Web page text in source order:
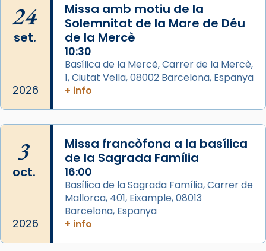
📸 Dr. G. Simón
Photo
View on Facebook ·
Arquebisbat de Barcelona
Memòria de les santes Juliana i
Semproniana, verges i màrtirs.
Acompanyant la història de sant Cugat, a
partir de l’Edat Mitjana sorgeix la tradició
que les santes Juliana (“relatiu a Júlia”) i
Semproniana (“relatiu a Semprònia =
eterna”) són deixebles seves. I l’any 1667, el
frare Joan Gaspar Roig, afirma en una obra
que les santes són filles de l’antiga Iluro.
24
set.
2026
Missa amb motiu de la
Solemnitat de la Mare de Déu
de la Mercè
10:30
Basílica de la Mercè, Carrer de la Mercè,
1, Ciutat Vella, 08002 Barcelona, Espanya
+ info
3
oct.
2026
Missa francòfona a la basílica
de la Sagrada Família
16:00
Basílica de la Sagrada Família, Carrer de
Mallorca, 401, Eixample, 08013
Barcelona, Espanya
+ info